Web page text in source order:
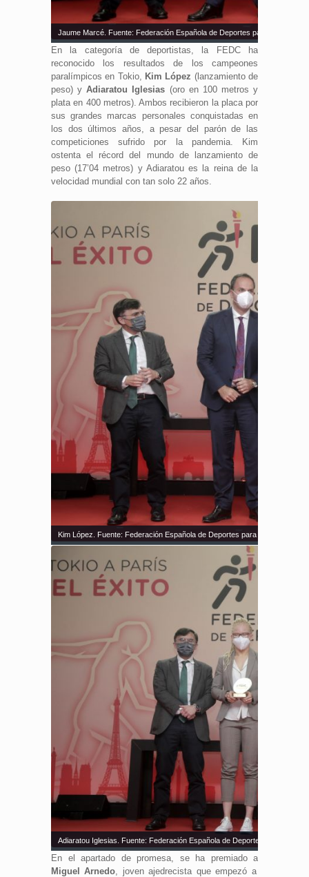
Jaume Marcé. Fuente: Federación Española de Deportes para Ciegos
En la categoría de deportistas, la FEDC ha
reconocido los resultados de los campeones
paralímpicos en Tokio,
Kim López (lanzamiento de
peso) yAdiaratou Iglesias (oro en 100 metros y
plata en 400 metros). Ambos recibieron la placa por
sus grandes marcas personales conquistadas en
los dos últimos años, a pesar del parón de las
competiciones sufrido por la pandemia. Kim
ostenta el récord del mundo de lanzamiento de
peso (17’04 metros) y Adiaratou es la reina de la
velocidad mundial con tan solo 22 años.
Kim López. Fuente: Federación Española de Deportes para Ciegos
Adiaratou Iglesias. Fuente: Federación Española de Deportes para Ciegos
En el apartado de promesa, se ha premiado a
Miguel Arnedo , joven ajedrecista que empezó a